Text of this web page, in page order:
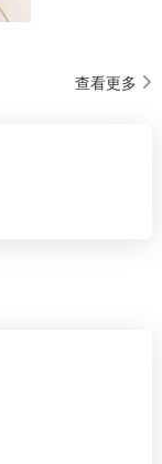
查看更多